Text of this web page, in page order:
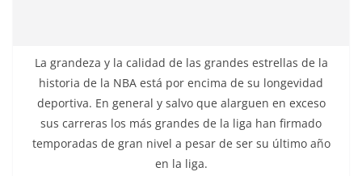
La grandeza y la calidad de las grandes estrellas de la
historia de la NBA está por encima de su longevidad
deportiva. En general y salvo que alarguen en exceso
sus carreras los más grandes de la liga han firmado
temporadas de gran nivel a pesar de ser su último año
en la liga.